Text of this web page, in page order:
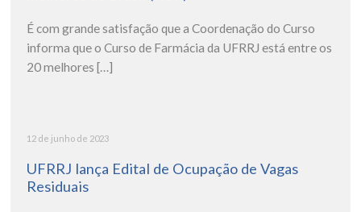
É com grande satisfação que a Coordenação do Curso
informa que o Curso de Farmácia da UFRRJ está entre os
20 melhores […]
12 de junho de 2023
UFRRJ lança Edital de Ocupação de Vagas
Residuais